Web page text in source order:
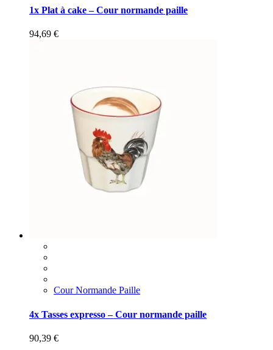
1x Plat à cake – Cour normande paille
94,69 €
Cour Normande Paille
4x Tasses expresso – Cour normande paille
90,39 €